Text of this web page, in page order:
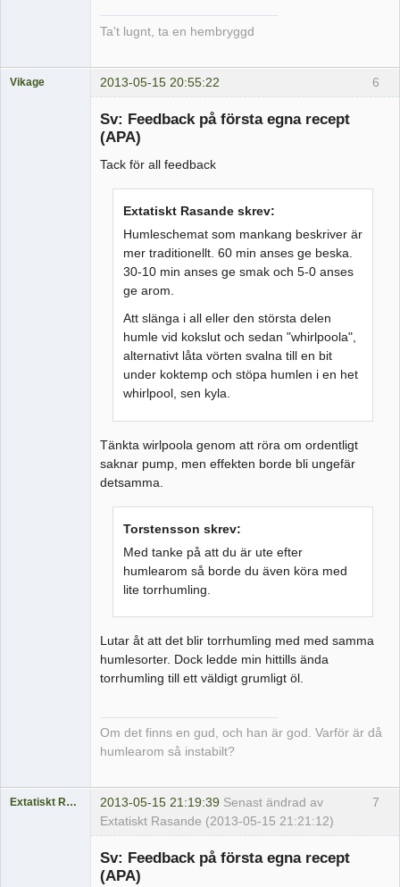
Ta't lugnt, ta en hembryggd
6
Vikage 2013-05-15 20:55:22
Sv: Feedback på första egna recept
(APA)
Tack för all feedback
Extatiskt Rasande skrev:
Humleschemat som mankang beskriver är
mer traditionellt. 60 min anses ge beska.
30-10 min anses ge smak och 5-0 anses
ge arom.
Att slänga i all eller den största delen
humle vid kokslut och sedan "whirlpoola",
alternativt låta vörten svalna till en bit
under koktemp och stöpa humlen i en het
whirlpool, sen kyla.
Tänkta wirlpoola genom att röra om ordentligt
saknar pump, men effekten borde bli ungefär
detsamma.
Torstensson skrev:
Med tanke på att du är ute efter
humlearom så borde du även köra med
lite torrhumling.
Lutar åt att det blir torrhumling med med samma
humlesorter. Dock ledde min hittills ända
torrhumling till ett väldigt grumligt öl.
Om det finns en gud, och han är god. Varför är då
humlearom så instabilt?
7
Extatiskt Rasande 2013-05-15 21:19:39 Senast ändrad av
Extatiskt Rasande (2013-05-15 21:21:12)
Sv: Feedback på första egna recept
(APA)